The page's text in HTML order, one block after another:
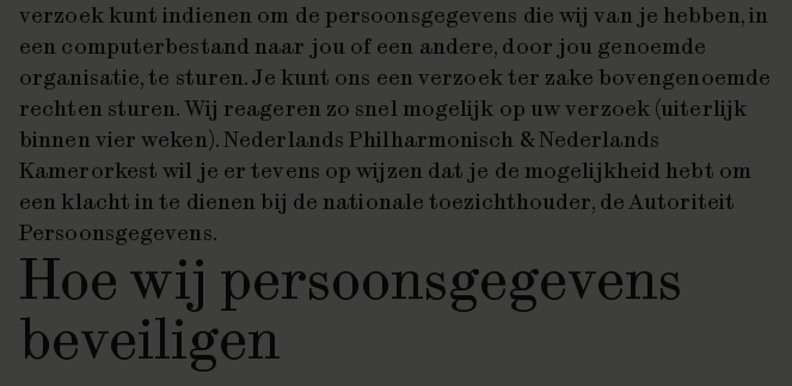
verzoek kunt indienen om de persoonsgegevens die wij van je hebben, in
een computerbestand naar jou of een andere, door jou genoemde
organisatie, te sturen. Je kunt ons een verzoek ter zake bovengenoemde
rechten sturen. Wij reageren zo snel mogelijk op uw verzoek (uiterlijk
binnen vier weken). Nederlands Philharmonisch & Nederlands
Kamerorkest wil je er tevens op wijzen dat je de mogelijkheid hebt om
een klacht in te dienen bij de nationale toezichthouder, de Autoriteit
Persoonsgegevens.
Hoe wij persoonsgegevens
beveiligen